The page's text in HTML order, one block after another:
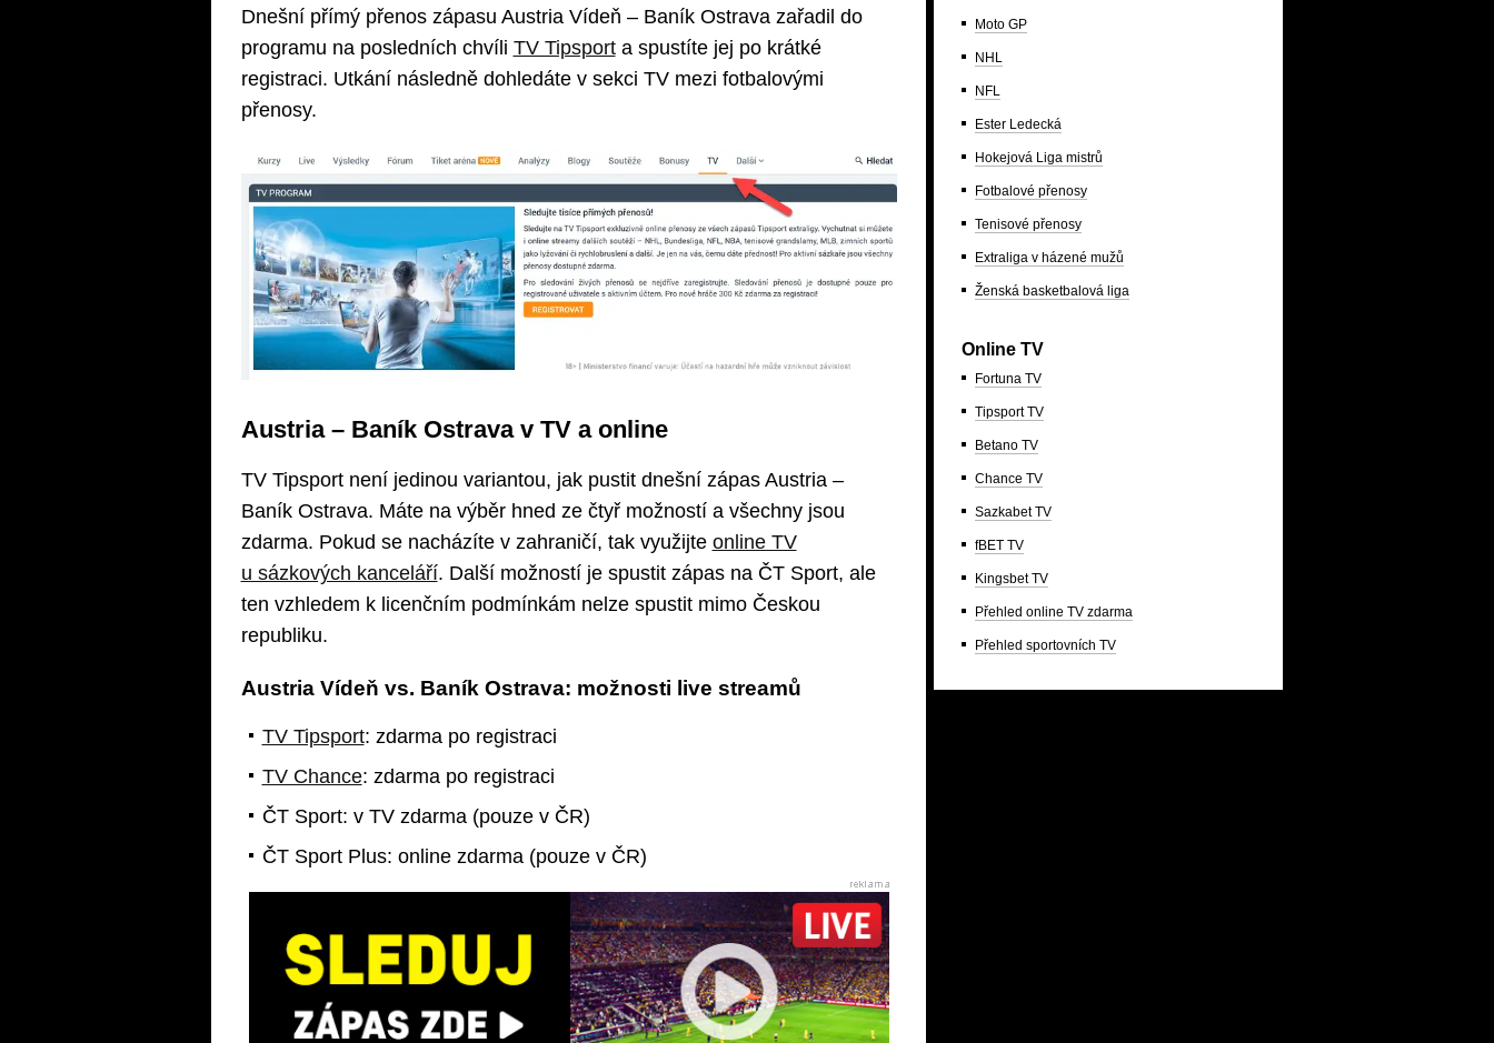
Dnešní přímý přenos zápasu Austria Vídeň – Baník Ostrava zařadil do
programu na posledních chvíli TV Tipsporta spustíte jej po krátké
registraci. Utkání následně dohledáte v sekci TV mezi fotbalovými
přenosy.
Austria – Baník Ostrava v TV a online
TV Tipsport není jedinou variantou, jak pustit dnešní zápas Austria –
Baník Ostrava. Máte na výběr hned ze čtyř možností a všechny jsou
zdarma. Pokud se nacházíte v zahraničí, tak využijte online TV
u sázkových kanceláří. Další možností je spustit zápas na ČT Sport, ale
ten vzhledem k licenčním podmínkám nelze spustit mimo Českou
republiku.
Austria Vídeň vs. Baník Ostrava: možnosti live streamů
TV Tipsport: zdarma po registraci
TV Chance: zdarma po registraci
ČT Sport: v TV zdarma (pouze v ČR)
ČT Sport Plus: online zdarma (pouze v ČR)
Moto GP
NHL
NFL
Ester Ledecká
Hokejová Liga mistrů
Fotbalové přenosy
Tenisové přenosy
Extraliga v házené mužů
Ženská basketbalová liga
Online TV
Fortuna TV
Tipsport TV
Betano TV
Chance TV
Sazkabet TV
fBET TV
Kingsbet TV
Přehled online TV zdarma
Přehled sportovních TV